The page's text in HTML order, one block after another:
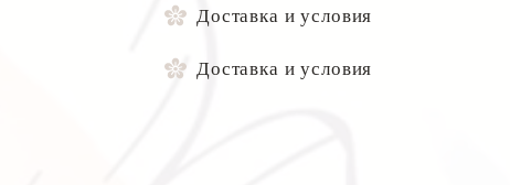
Доставка и условия
Доставка и условия